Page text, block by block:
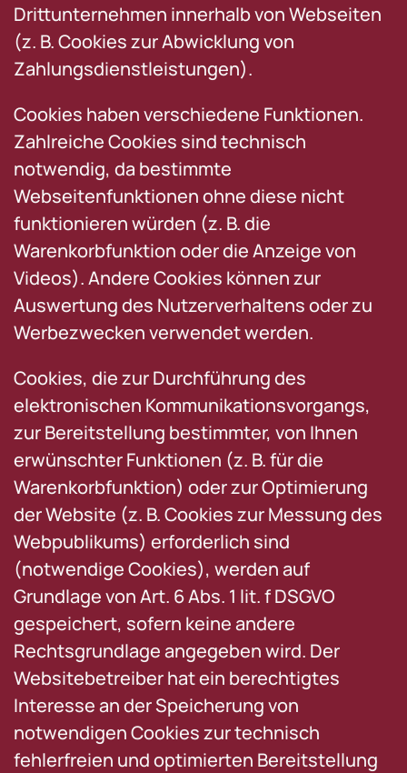
Drittunternehmen innerhalb von Webseiten
(z. B. Cookies zur Abwicklung von
Zahlungsdienstleistungen).
Cookies haben verschiedene Funktionen.
Zahlreiche Cookies sind technisch
notwendig, da bestimmte
Webseitenfunktionen ohne diese nicht
funktionieren würden (z. B. die
Warenkorbfunktion oder die Anzeige von
Videos). Andere Cookies können zur
Auswertung des Nutzerverhaltens oder zu
Werbezwecken verwendet werden.
Cookies, die zur Durchführung des
elektronischen Kommunikationsvorgangs,
zur Bereitstellung bestimmter, von Ihnen
erwünschter Funktionen (z. B. für die
Warenkorbfunktion) oder zur Optimierung
der Website (z. B. Cookies zur Messung des
Webpublikums) erforderlich sind
(notwendige Cookies), werden auf
Grundlage von Art. 6 Abs. 1 lit. f DSGVO
gespeichert, sofern keine andere
Rechtsgrundlage angegeben wird. Der
Websitebetreiber hat ein berechtigtes
Interesse an der Speicherung von
notwendigen Cookies zur technisch
fehlerfreien und optimierten Bereitstellung